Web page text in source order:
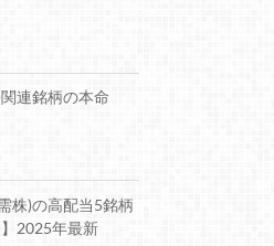
連銘柄の本命
株)の高配当5銘柄
】2025年最新